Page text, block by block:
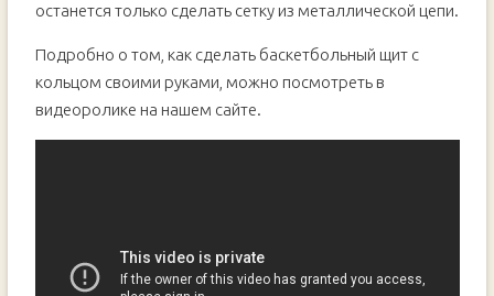
останется только сделать сетку из металлической цепи.
Подробно о том, как сделать баскетбольный щит с
кольцом своими руками, можно посмотреть в
видеоролике на нашем сайте.